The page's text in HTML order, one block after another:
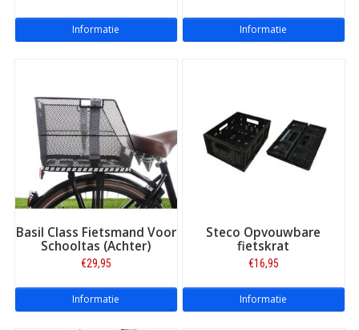
Informatie Informatie
Basil Class Fietsmand Voor
Schooltas (Achter)
€29,95
Informatie
Steco Opvouwbare
fietskrat
€16,95
Informatie